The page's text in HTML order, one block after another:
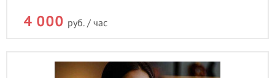
4 000 руб. / час